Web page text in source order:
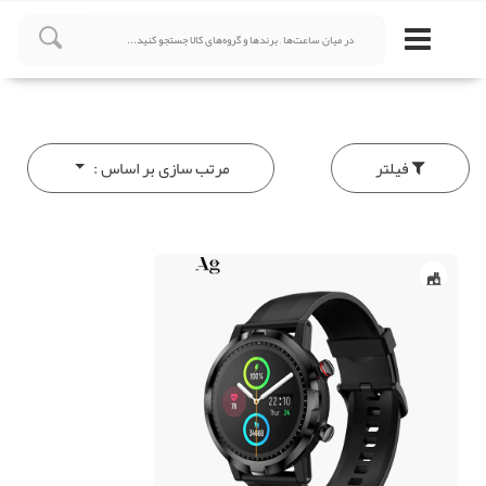
فیلتر مرتب سازی بر اساس :